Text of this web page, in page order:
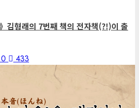
김형래의 7번째 책의 전자책(?!)이 출
0 433